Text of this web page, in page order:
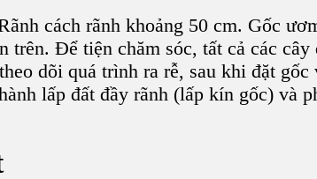
cách rãnh khoảng 50 cm. Gốc
Để tiện chăm sóc, tất cả các
dõi quá trình ra rễ, sau khi đặt
lấp đất đầy rãnh (lấp kín gốc) và